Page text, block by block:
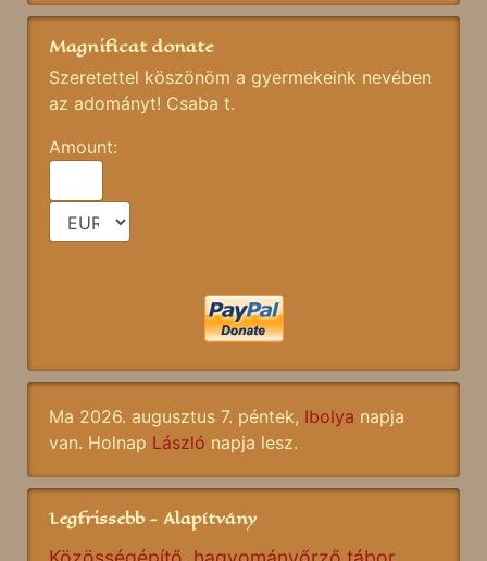
Magnificat donate
Szeretettel köszönöm a gyermekeink nevében
az adományt! Csaba t.
Amount:
Ma 2026. augusztus 7. péntek, Ibolya napja
van. Holnap László napja lesz.
Legfrissebb - Alapítvány